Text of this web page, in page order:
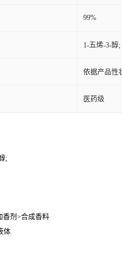
99%
1-五烯-3-醇
依据产品性
医药级
;
香剂>合成香料
体